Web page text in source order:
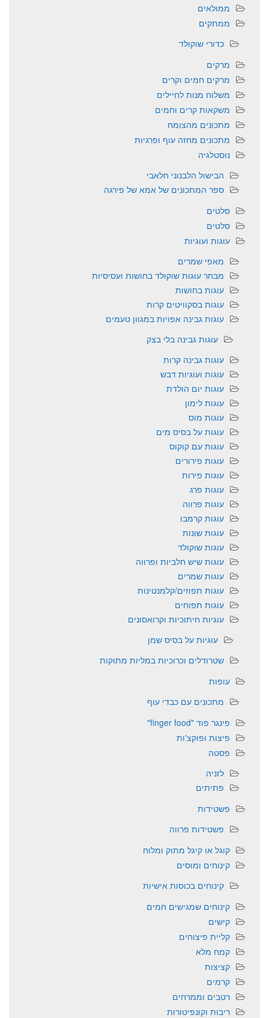
ממולאים
ממתקים
כדורי שוקולד
מרקים
מרקים חמים וקרים
משלוח מנות לחיילים
משקאות קרים וחמים
מתכונים מהצומח
מתכונים מחזה עוף ופרגיות
נוסטלגיה
הבישול הלבנוני חלאבי
ספר המתכונים של אמא של פירגה
סלטים
סלטים
עוגות ועוגיות
מאפי שמרים
מבחר עוגות שוקולד בחושות ועסיסיות
עוגות בחושות
עוגות בסקוויטים קרות
עוגות גבינה אפויות במגוון טעמים
עוגות גבינה בלי בצק
עוגות גבינה קרות
עוגות ועוגיות דבש
עוגות יום הולדת
עוגות לימון
עוגות מוס
עוגות על בסיס מים
עוגות עם קוקוס
עוגות פירורים
עוגות פירות
עוגות פרג
עוגות פרווה
עוגות קרמבו
עוגות שונות
עוגות שוקולד
עוגות שיש חלביות ופרווה
עוגות שמרים
עוגות תפוזים/קלמנטינות
עוגות תפוחים
עוגיות חיתוכיות וקרואסונים
עוגיות על בסיס שמן
שטרודלים וכרוכיות במליות מתוקות
עופות
מתכונים עם כבדי עוף
פינגר פוד "finger food"
פיצות ופוקצ'ות
פסטה
לזניה
פתיתים
פשטידות
פשטידות פרווה
קוגל או קיגל מתוק ומלוח
קינוחים ומוסים
קינוחים בכוסות אישיות
קינוחים שמגישים חמים
קישים
קליית פיצוחים
קמח מלא
קציצות
קרמים
רטבים וממרחים
ריבות וקונפיטורות